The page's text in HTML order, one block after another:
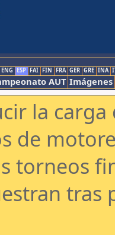
ENG ESP FAI FIN FRA GER GRE INA
AUT Imágenes
la
de
torneos
tras